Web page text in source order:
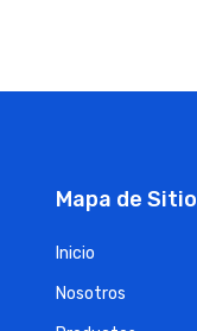
Mapa de Sitio
Inicio
Nosotros